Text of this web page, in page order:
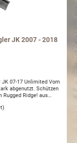
JK 2007 - 2018
07-17 Unlimited Vom
abgenutzt. Schützen
Ridge! aus